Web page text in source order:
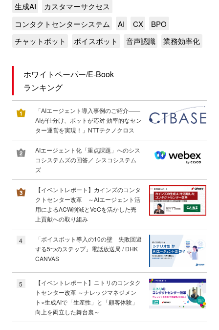
生成AI
カスタマーサクセス
コンタクトセンターシステム
AI CX
BPO
チャットボット
ボイスボット 音声認識 業務効率化
ホワイトペーパー/E-Book
ランキング
「AIエージェント導入事例のご紹介――
AIが仕分け、ボットが応対 効率的なセン
ター運営を実現！」NTTテクノクロス
AIエージェント化「重点課題」へのシス
コシステムズの回答／ シスコシステム
ズ
【イベントレポート】カインズのコンタ
クトセンター改革 ～AIエージェント活
用によるACW削減とVoCを活かした売
上貢献への取り組み
4
「ボイスボット導入の10の壁 失敗回避
する5つのステップ」電話放送局 / DHK
CANVAS
5
【イベントレポート】ニトリのコンタク
トセンター改革 ～ナレッジマネジメン
ト×生成AIで「生産性」と「顧客体験」
向上を両立した舞台裏～